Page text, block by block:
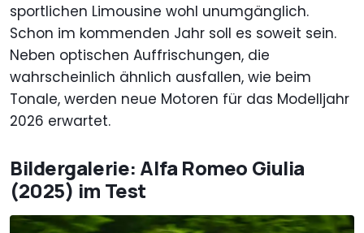
sportlichen Limousine wohl unumgänglich.
Schon im kommenden Jahr soll es soweit sein.
Neben optischen Auffrischungen, die
wahrscheinlich ähnlich ausfallen, wie beim
Tonale, werden neue Motoren für das Modelljahr
2026 erwartet.
Bildergalerie: Alfa Romeo Giulia
(2025) im Test